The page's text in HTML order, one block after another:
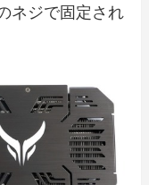
ネジで固定され